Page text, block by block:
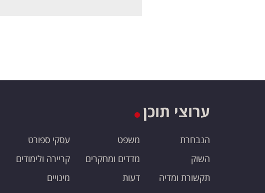
ערוצי תוכן
הנבחרת
השוק
תקשורת ומדיה
משפט
מדדים ומחקרים
דעות
עסקי ספורט
קריירה ולימודים
מינויים